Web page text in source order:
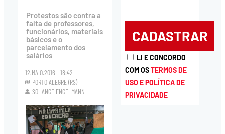
Protestos são contra a
falta de professores,
funcionários, materiais
básicos e o
parcelamento dos
salários
12.MAIO.2016 - 18:42
PORTO ALEGRE (RS)
SOLANGE ENGELMANN
LI E CONCORDO
COM OSTERMOS DE
USO E POLÍTICA DE
PRIVACIDADE